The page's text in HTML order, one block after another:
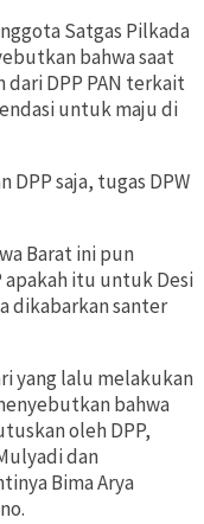
Satgas Pilkada
bahwa saat
dari DPP PAN terkait
untuk maju di
DPP saja, tugas DPW
Barat ini pun
apakah itu untuk Desi
dikabarkan santer
yang lalu melakukan
bahwa
oleh DPP,
dan
Bima Arya